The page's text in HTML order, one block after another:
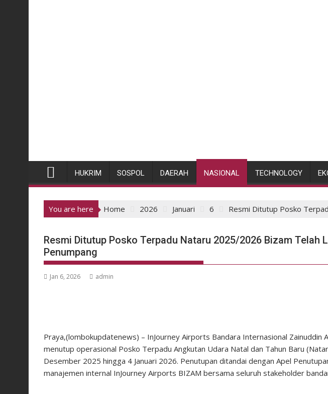
HUKRIM SOSPOL DAERAH NASIONAL TECHNOLOGY
You are here Home 2026 Januari 6 Resmi Ditutup Posko
Resmi Ditutup Posko Terpadu Nataru 2025/2026 Bizam Telah
Penumpang
Jan 6, 2026 admin
Praya,(lombokupdatenews) – InJourney Airports Bandara Internasional Zainuddin
menutup operasional Posko Terpadu Angkutan Udara Natal dan Tahun Baru
Desember 2025 hingga 4 Januari 2026. Penutupan ditandai dengan Apel
manajemen internal InJourney Airports BIZAM bersama seluruh stakeholder